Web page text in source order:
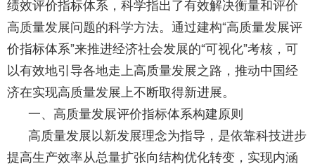
绩效评价指标体系，科学指出了有效解决衡量和评价
高质量发展问题的科学方法。通过建构“高质量发展评
价指标体系”来推进经济社会发展的“可视化”考核，可
以有效地引导各地走上高质量发展之路，推动中国经
济在实现高质量发展上不断取得新进展。
一、高质量发展评价指标体系构建原则
高质量发展以新发展理念为指导，是依靠科技进步
提高生产效率从总量扩张向结构优化转变，实现内涵